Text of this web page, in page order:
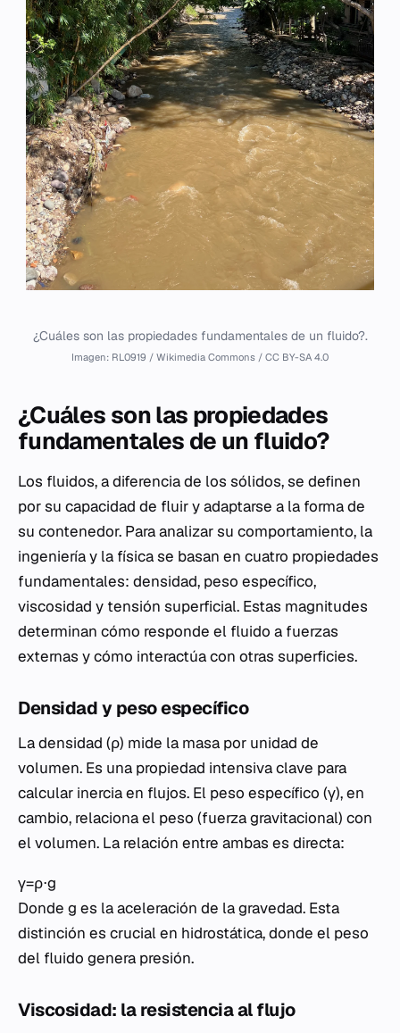
¿Cuáles son las propiedades fundamentales de un fluido?.
Imagen: RL0919 / Wikimedia Commons / CC BY-SA 4.0
¿Cuáles son las propiedades
fundamentales de un fluido?
Los fluidos, a diferencia de los sólidos, se definen
por su capacidad de fluir y adaptarse a la forma de
su contenedor. Para analizar su comportamiento, la
ingeniería y la física se basan en cuatro propiedades
fundamentales: densidad, peso específico,
viscosidad y tensión superficial. Estas magnitudes
determinan cómo responde el fluido a fuerzas
externas y cómo interactúa con otras superficies.
Densidad y peso específico
La densidad (ρ) mide la masa por unidad de
volumen. Es una propiedad intensiva clave para
calcular inercia en flujos. El peso específico (γ), en
cambio, relaciona el peso (fuerza gravitacional) con
el volumen. La relación entre ambas es directa:
γ=ρ⋅g
Donde g es la aceleración de la gravedad. Esta
distinción es crucial en hidrostática, donde el peso
del fluido genera presión.
Viscosidad: la resistencia al flujo